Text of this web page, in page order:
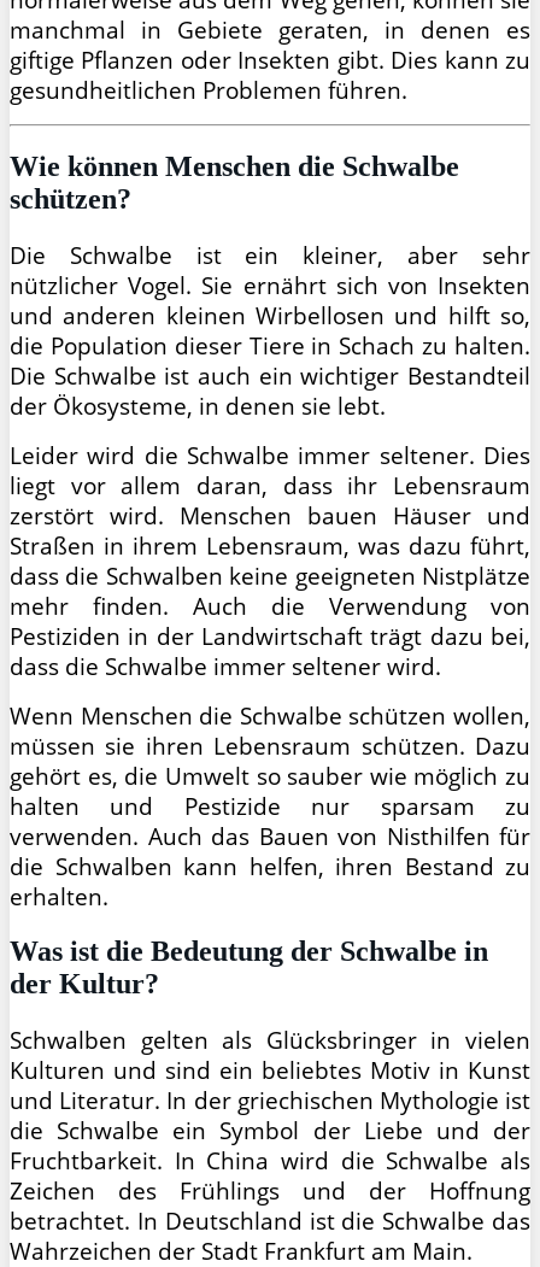
manchmal in Gebiete geraten, in denen es
giftige Pflanzen oder Insekten gibt. Dies kann zu
gesundheitlichen Problemen führen.
Wie können Menschen die Schwalbe
schützen?
Die Schwalbe ist ein kleiner, aber sehr
nützlicher Vogel. Sie ernährt sich von Insekten
und anderen kleinen Wirbellosen und hilft so,
die Population dieser Tiere in Schach zu halten.
Die Schwalbe ist auch ein wichtiger Bestandteil
der Ökosysteme, in denen sie lebt.
Leider wird die Schwalbe immer seltener. Dies
liegt vor allem daran, dass ihr Lebensraum
zerstört wird. Menschen bauen Häuser und
Straßen in ihrem Lebensraum, was dazu führt,
dass die Schwalben keine geeigneten Nistplätze
mehr finden. Auch die Verwendung von
Pestiziden in der Landwirtschaft trägt dazu bei,
dass die Schwalbe immer seltener wird.
Wenn Menschen die Schwalbe schützen wollen,
müssen sie ihren Lebensraum schützen. Dazu
gehört es, die Umwelt so sauber wie möglich zu
halten und Pestizide nur sparsam zu
verwenden. Auch das Bauen von Nisthilfen für
die Schwalben kann helfen, ihren Bestand zu
erhalten.
Was ist die Bedeutung der Schwalbe in
der Kultur?
Schwalben gelten als Glücksbringer in vielen
Kulturen und sind ein beliebtes Motiv in Kunst
und Literatur. In der griechischen Mythologie ist
die Schwalbe ein Symbol der Liebe und der
Fruchtbarkeit. In China wird die Schwalbe als
Zeichen des Frühlings und der Hoffnung
betrachtet. In Deutschland ist die Schwalbe das
Wahrzeichen der Stadt Frankfurt am Main.